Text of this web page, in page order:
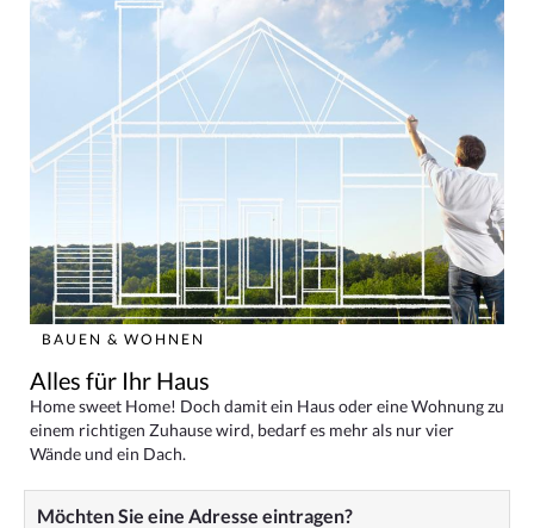
BAUEN & WOHNEN
Alles für Ihr Haus
Home sweet Home! Doch damit ein Haus oder eine Wohnung zu
einem richtigen Zuhause wird, bedarf es mehr als nur vier
Wände und ein Dach.
Möchten Sie eine Adresse eintragen?